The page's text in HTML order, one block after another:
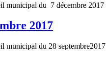
municipal du 7 décembre
2017
municipal du 28